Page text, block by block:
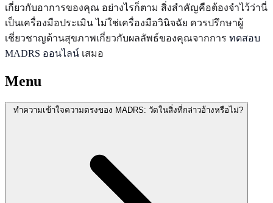
เกี่ยวกับอาการของคุณ อย่างไรก็ตาม สิ่งสำคัญคือต้องจำไว้ว่านี่
เป็นเครื่องมือประเมิน ไม่ใช่เครื่องมือวินิจฉัย ควรปรึกษาผู้
เชี่ยวชาญด้านสุขภาพเกี่ยวกับผลลัพธ์ของคุณจากการ ทดสอบ
MADRS ออนไลน์ เสมอ
Menu
ทำความเข้าใจความตรงของ MADRS: วัดในสิ่งที่กล่าวอ้างหรือไม่?